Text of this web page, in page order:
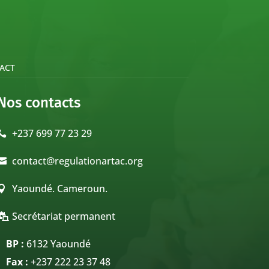
contacts
+237 699 77 23 29
contact@regulationartac.org
Yaoundé. Cameroun.
Secrétariat permanent
BP : 6132 Yaoundé
Fax : +237 222 23 37 48